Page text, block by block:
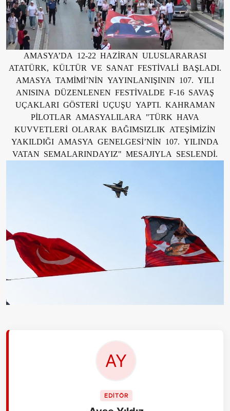
AMASYA’DA 12-22 HAZİRAN ULUSLARARASI
ATATÜRK, KÜLTÜR VE SANAT FESTİVALİ BAŞLADI.
AMASYA TAMİMİ’NİN YAYINLANIŞININ 107. YILI
ANISINA DÜZENLENEN FESTİVALDE F-16 SAVAŞ
UÇAKLARI GÖSTERİ UÇUŞU YAPTI. KAHRAMAN
PİLOTLAR AMASYALILARA "TÜRK HAVA
KUVVETLERİ OLARAK BAĞIMSIZLIK ATEŞİMİZİN
YAKILDIĞI AMASYA GENELGESİ’NİN 107. YILINDA
VATAN SEMALARINDAYIZ" MESAJIYLA SESLENDİ.
EDİTÖR